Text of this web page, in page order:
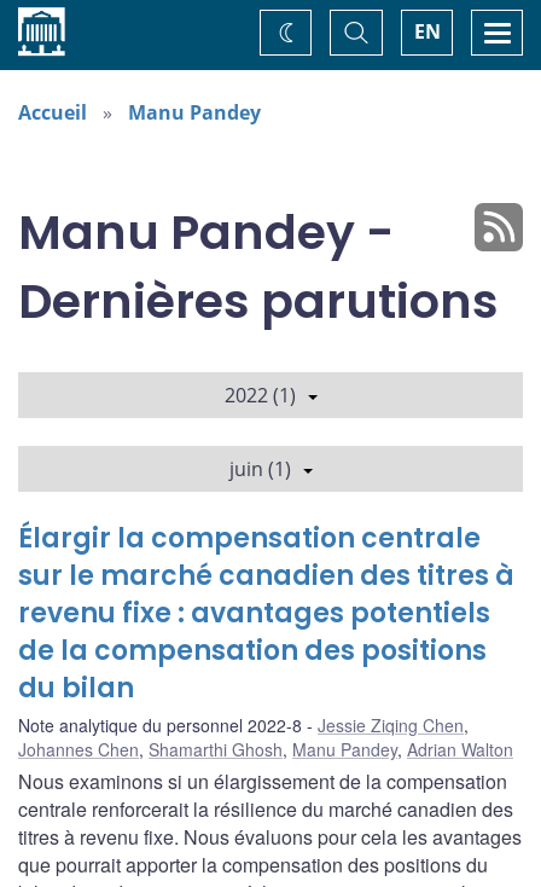
Accueil EN
Basculer
la
recherche
Changez
de
Accueil Manu Pandey
Manu Pandey -
Dernières parutions
2022 (1)
juin (1)
Élargir la compensation centrale
sur le marché canadien des titres à
revenu fixe : avantages potentiels
de la compensation des positions
du bilan
Note analytique du personnel 2022-8 Jessie Ziqing Chen,
Johannes Chen, Shamarthi Ghosh, Manu Pandey, Adrian Walton
Nous examinons si un élargissement de la compensation
centrale renforcerait la résilience du marché canadien des
titres à revenu fixe. Nous évaluons pour cela les avantages
que pourrait apporter la compensation des positions du